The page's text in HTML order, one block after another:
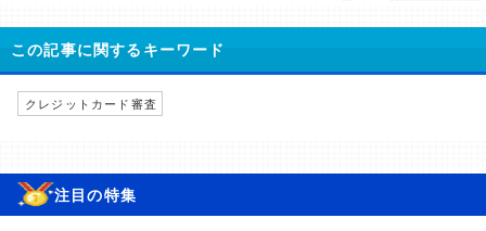
この記事に関するキーワード
クレジットカード審査
注目の特集